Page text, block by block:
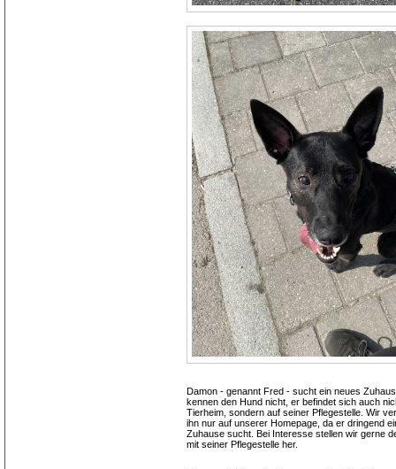
Damon - genannt Fred - sucht ein neues
kennen den Hund nicht, er befindet sich auch
Tierheim, sondern auf seiner Pflegestelle. Wir
ihn nur auf unserer Homepage, da er dringend
Zuhause sucht. Bei Interesse stellen wir gerne
mit seiner Pflegestelle her.